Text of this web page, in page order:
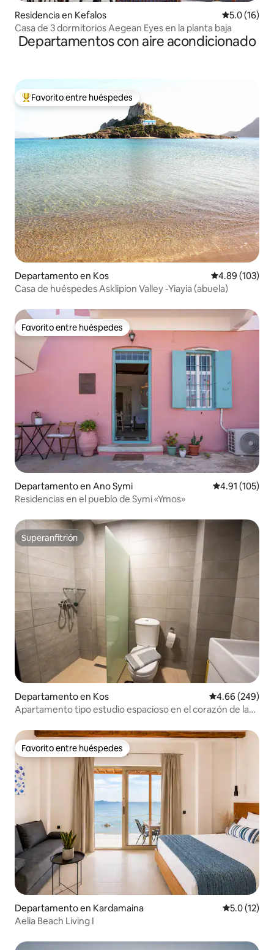
Residencia en Kefalos Calificación
5.0 (16)
Casa de 3 dormitorios Aegean Eyes en la planta baja
Departamentos con aire acondicionado
De los mejores en Favorito entre huéspedes
Favorito entre huéspedes
Departamento en Kos Calificación
4.89 (103)
Casa de huéspedes Asklipion Valley -Yiayia (abuela)
Favorito entre huéspedes
Favorito entre huéspedes
Departamento en Ano Symi Calificación
4.91 (105)
Residencias en el pueblo de Symi «Ymos»
Superanfitrión
Superanfitrión
Departamento en Kos Calificación
4.66 (249)
Apartamento tipo estudio espacioso en el corazón de la
Favorito entre huéspedes
Favorito entre huéspedes
Departamento en Kardamaina Calificación
5.0 (12)
Aelia Beach Living I